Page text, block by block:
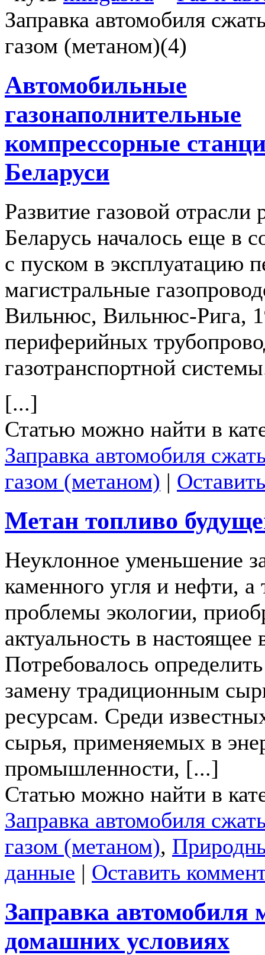
Заправка автомобиля
газом (метаном)(4)
Автомобильные
газонаполнительные
компрессорные
Беларуси
Развитие газовой отрасли
Беларусь началось еще в
с пуском в эксплуатацию
магистральные
Вильнюс, Вильнюс-Рига,
периферийных
газотранспортной
[...]
Статью можно найти в
Заправка автомобиля
газом (метаном) |
Метан топливо
Неуклонное уменьшение
каменного угля и нефти, а
проблемы экологии,
актуальность в настоящее
Потребовалось
замену традиционным
ресурсам. Среди
сырья, применяемых в
промышленности, [...]
Статью можно найти в
Заправка автомобиля
газом (метаном),
данные | Оставить
Заправка автомобиля
домашних условиях